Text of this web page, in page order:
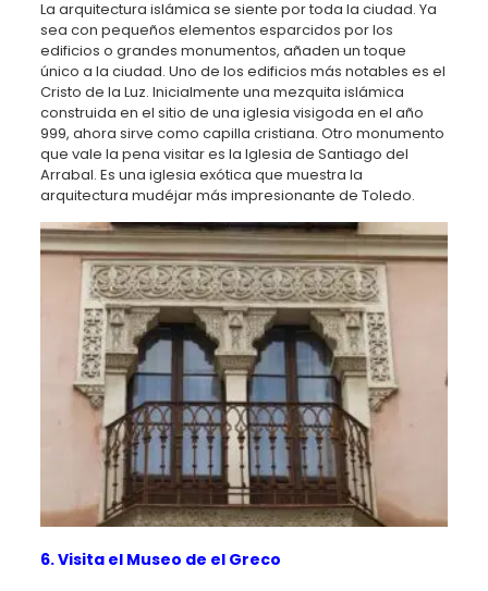
La arquitectura islámica se siente por toda la ciudad. Ya
sea con pequeños elementos esparcidos por los
edificios o grandes monumentos, añaden un toque
único a la ciudad. Uno de los edificios más notables es el
Cristo de la Luz. Inicialmente una mezquita islámica
construida en el sitio de una iglesia visigoda en el año
999, ahora sirve como capilla cristiana. Otro monumento
que vale la pena visitar es la Iglesia de Santiago del
Arrabal. Es una iglesia exótica que muestra la
arquitectura mudéjar más impresionante de Toledo.
6. Visita el Museo de el Greco